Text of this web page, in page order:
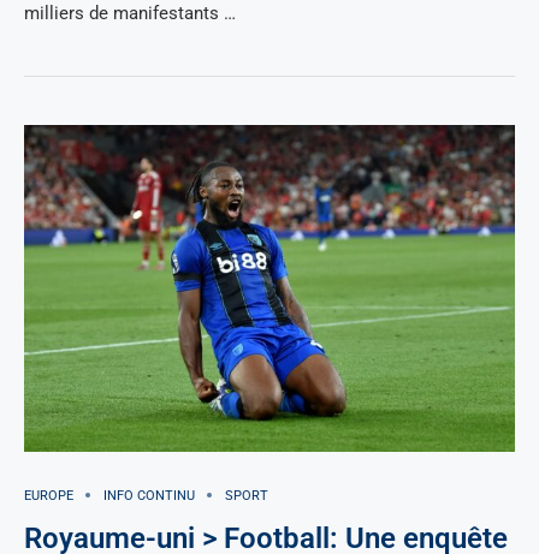
milliers de manifestants …
EUROPE INFO CONTINU SPORT
Royaume-uni > Football: Une enquête